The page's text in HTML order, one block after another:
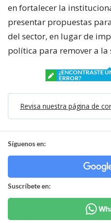
en fortalecer la
presentar propuestas
del sector, en lugar de
política para remover a la
¿ENCONTRASTE
ERROR?
Revisa nuestra página de
Síguenos en:
Suscríbete en: